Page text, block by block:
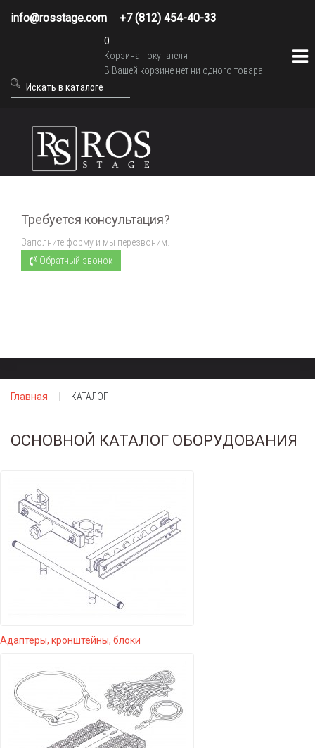
info@rosstage.com +7 (812) 454-40-33
0
Корзина покупателя
В Вашей корзине нет ни одного товара.
Требуется консультация?
Заполните форму и мы перезвоним.
Обратный звонок
Главная КАТАЛОГ
ОСНОВНОЙ КАТАЛОГ ОБОРУДОВАНИЯ
Адаптеры, кронштейны, блоки